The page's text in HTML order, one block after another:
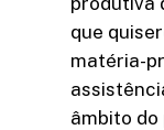
que
matéria-
âmbito